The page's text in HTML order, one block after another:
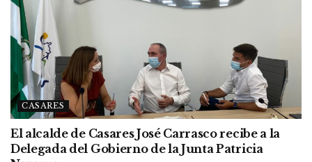
CASARES
El alcalde de Casares José Carrasco recibe a la
Delegada del Gobierno de la Junta Patricia